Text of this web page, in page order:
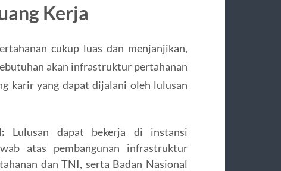
Kerja
cukup luas dan menjanjikan,
akan infrastruktur pertahanan
karir yang dapat dijalani oleh lulusan
Lulusan dapat bekerja di instansi
atas pembangunan infrastruktur
dan TNI, serta Badan Nasional